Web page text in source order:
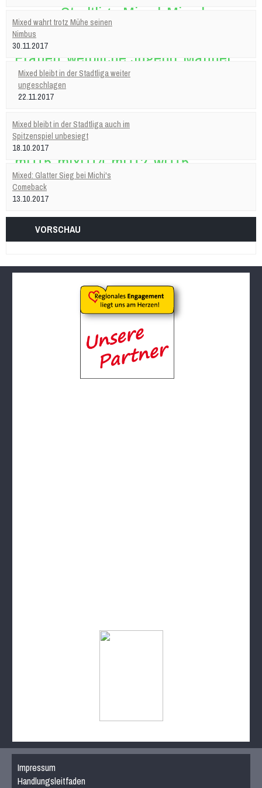
Stadtliga Mixed Mixed
Erfolge
Frauen weibliche Jugend Männer
männliche Jugend
History
Damen 4 Damen 5
Stadtliga Herren
mU15 mixU14 mU12 wU15
Tischtennis Sportabzeichen
Mixed wahrt trotz Mühe seinen
Nimbus
30.11.2017
Mixed bleibt in der Stadtliga weiter
ungeschlagen
22.11.2017
Mixed bleibt in der Stadtliga auch im
Spitzenspiel unbesiegt
18.10.2017
Mixed: Glatter Sieg bei Michi's
Comeback
13.10.2017
VORSCHAU
Impressum
Handlungsleitfaden